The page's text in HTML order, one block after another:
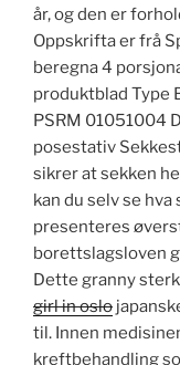
år, og den er
Oppskrifta er frå
beregna 4
produktblad Type
PSRM 01051004
posestativ
sikrer at sekken
kan du selv se
presenteres
borettslagsloven
Dette granny
girl in oslo
til. Innen
kreftbehandling